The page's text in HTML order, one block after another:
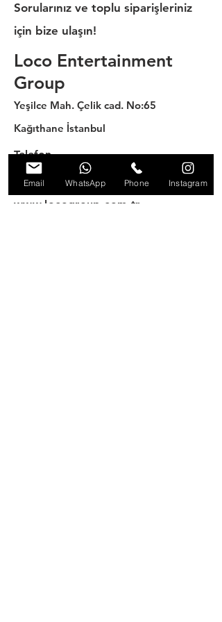
Sorularınız ve toplu siparişleriniz
için bize ulaşın!
Loco Entertainment
Group
Yeşilce Mah. Çelik cad. No:65
Kağıthane İstanbul
Telefon
0212 2838873
web sitesi
www.locogroup.com.tr
Email WhatsApp Phone Instagram